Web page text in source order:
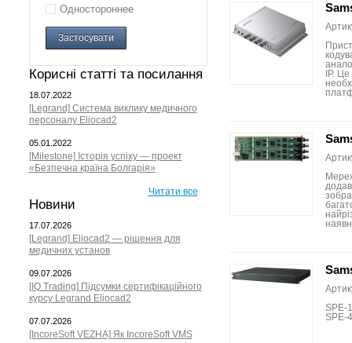
Одностороннее
Застосувати
Корисні статті та посилання
18.07.2022
[Legrand] Система виклику медичного
персоналу Eliocad2
05.01.2022
[Milestone] Історія успіху — проект
«Безпечна країна Болгарія»
Читати все
Новини
17.07.2026
[Legrand] Eliocad2 — рішення для
медичних установ
09.07.2026
[IQ Trading] Підсумки сертифікаційного
курсу Legrand Eliocad2
07.07.2026
[IncoreSoft VEZHA] Як IncoreSoft VMS
IP.
SPE-
SPE-